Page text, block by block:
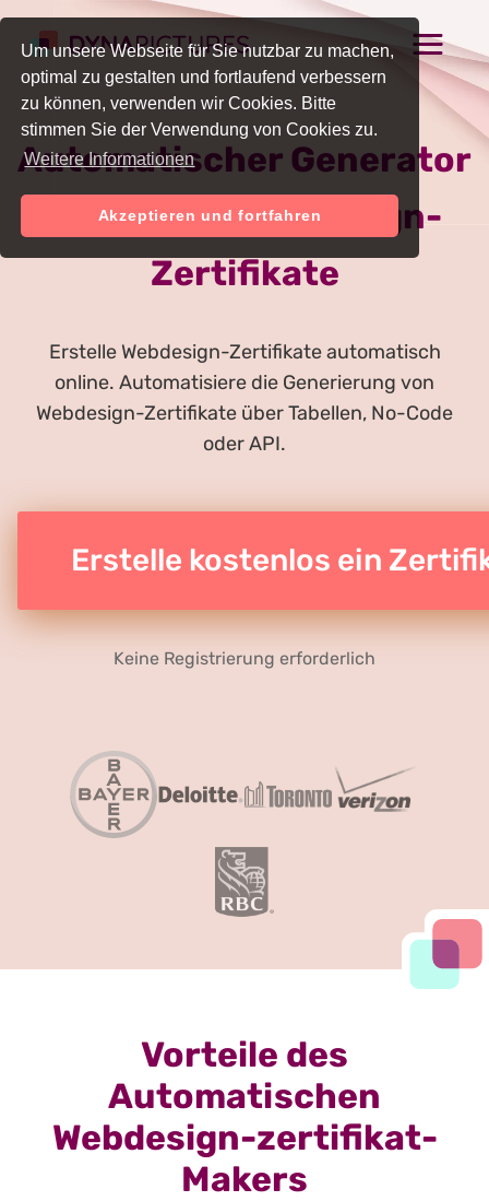
Um unsere Webseite für Sie nutzbar zu machen,
optimal zu gestalten und fortlaufend verbessern
zu können, verwenden wir Cookies. Bitte
stimmen Sie der Verwendung von Cookies zu.
Weitere Informationen
Akzeptieren und fortfahren
Automatischer Generator
für Online-Webdesign-
Zertifikate
Erstelle Webdesign-Zertifikate automatisch
online. Automatisiere die Generierung von
Webdesign-Zertifikate über Tabellen, No-Code
oder API.
Erstelle kostenlos ein
Keine Registrierung erforderlich
Vorteile des
Automatischen
Webdesign-zertifikat-
Makers